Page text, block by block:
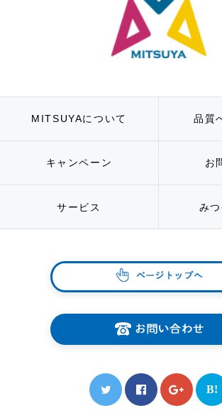
MITSUYAについて 品質
キャンペーン お
サービス み
B!